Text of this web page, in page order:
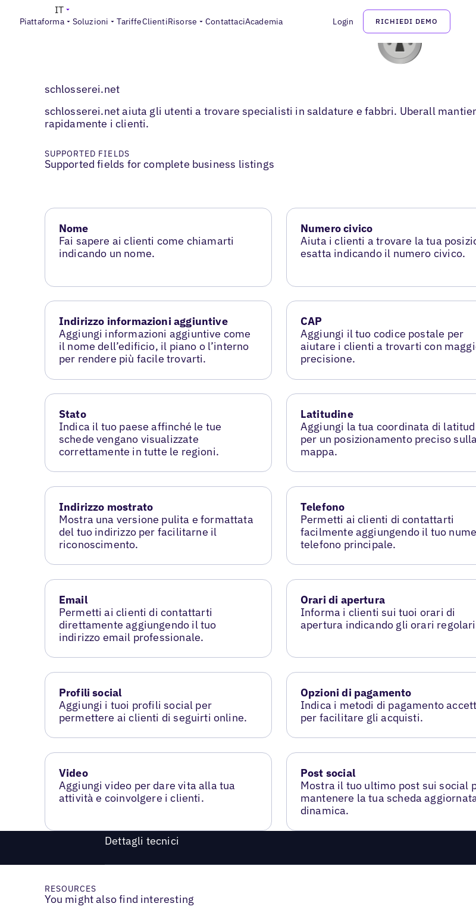
Piattaforma Soluzioni TariffeClientiRisorse ContattaciAcademia Login RICHIEDI DEMO
IT
schlosserei.net
schlosserei.net aiuta gli utenti a trovare specialisti in saldature e fabbri. Uberall
rapidamente i clienti.
SUPPORTED FIELDS
Supported fields for complete business listings
Nome
Fai sapere ai clienti come chiamarti
indicando un nome.
Numero civico
Aiuta i clienti a trovare la tua
esatta indicando il numero civico.
Indirizzo informazioni aggiuntive
Aggiungi informazioni aggiuntive come
il nome dell’edificio, il piano o l’interno
per rendere più facile trovarti.
CAP
Aggiungi il tuo codice postale per
aiutare i clienti a trovarti con
precisione.
Stato
Indica il tuo paese affinché le tue
schede vengano visualizzate
correttamente in tutte le regioni.
Latitudine
Aggiungi la tua coordinata di
per un posizionamento preciso sulla
mappa.
Indirizzo mostrato
Mostra una versione pulita e formattata
del tuo indirizzo per facilitarne il
riconoscimento.
Telefono
Permetti ai clienti di contattarti
facilmente aggiungendo il tuo
telefono principale.
Email
Permetti ai clienti di contattarti
direttamente aggiungendo il tuo
indirizzo email professionale.
Orari di apertura
Informa i clienti sui tuoi orari di
apertura indicando gli orari
Profili social
Aggiungi i tuoi profili social per
permettere ai clienti di seguirti online.
Opzioni di pagamento
Indica i metodi di pagamento
per facilitare gli acquisti.
Video
Aggiungi video per dare vita alla tua
attività e coinvolgere i clienti.
Post social
Mostra il tuo ultimo post sui social
mantenere la tua scheda
dinamica.
Dettagli tecnici
RESOURCES
You might also find interesting